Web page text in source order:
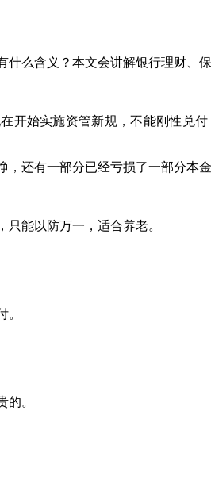
么含义？本文会讲解银行理财、
始实施资管新规，不能刚性兑
有一部分已经亏损了一部分本金
能以防万一，适合养老。
。